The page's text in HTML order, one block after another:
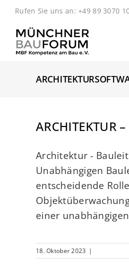
Zum
springen
Rufen Sie uns an: +49 89 3070
ARCHITEKTUR
Architektur -
Unabhängigen
entscheidende
einer
18. Oktober 2023 |